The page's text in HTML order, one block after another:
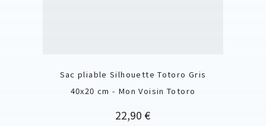
Sac pliable Silhouette Totoro Gris
40x20 cm - Mon Voisin Totoro
Prix
22,90 €